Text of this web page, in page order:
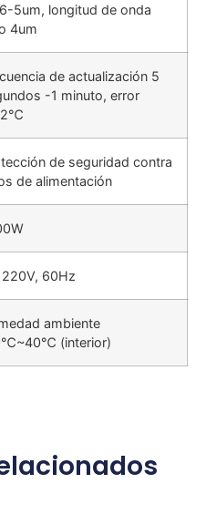
5um, longitud de onda
4um
de actualización 5
-1 minuto, error
de seguridad contra
de alimentación
220V, 60Hz
ambiente
(interior)